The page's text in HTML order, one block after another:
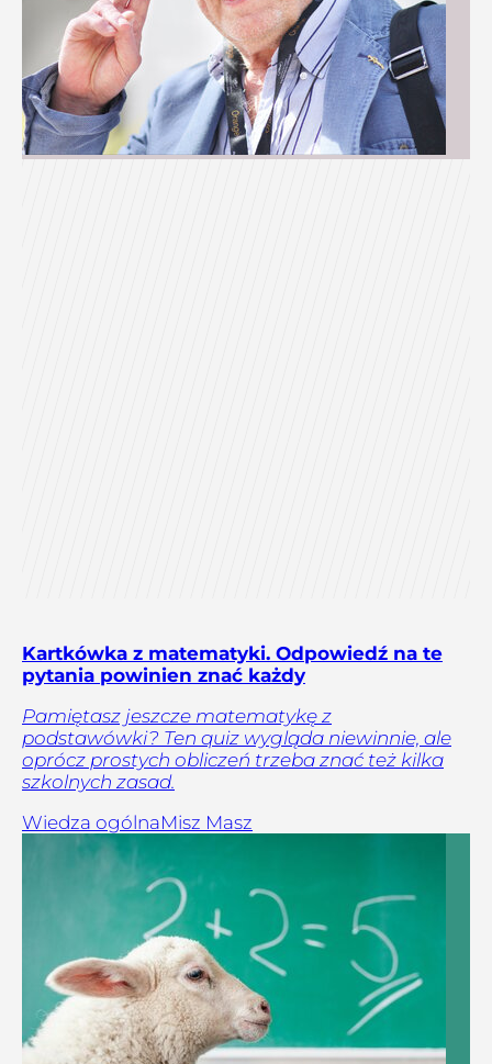
Kartkówka z matematyki. Odpowiedź na te
pytania powinien znać każdy
Pamiętasz jeszcze matematykę z
podstawówki? Ten quiz wygląda niewinnie, ale
oprócz prostych obliczeń trzeba znać też kilka
szkolnych zasad.
Wiedza ogólnaMisz Masz